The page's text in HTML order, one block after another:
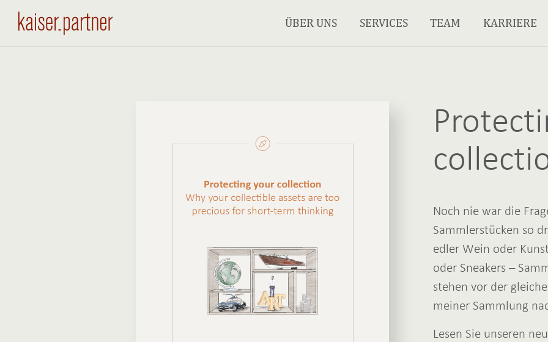
ÜBER UNS SERVICES TEAM KARRIERE
Noch nie war die
Sammlerstücken so
edler Wein oder
oder Sneakers –
stehen vor der
meiner Sammlung
Lesen Sie unseren